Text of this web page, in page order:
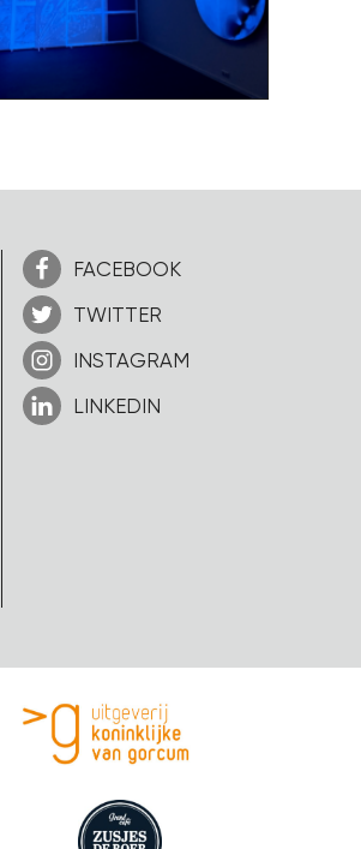
FACEBOOK
TWITTER
INSTAGRAM
LINKEDIN